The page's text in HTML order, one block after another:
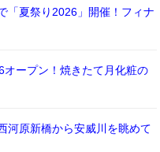
「夏祭り2026」開催！フィナ
ープン！焼きたて月化粧の
河原新橋から安威川を眺めて